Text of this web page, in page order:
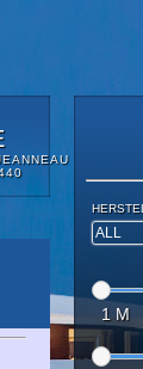
1 M